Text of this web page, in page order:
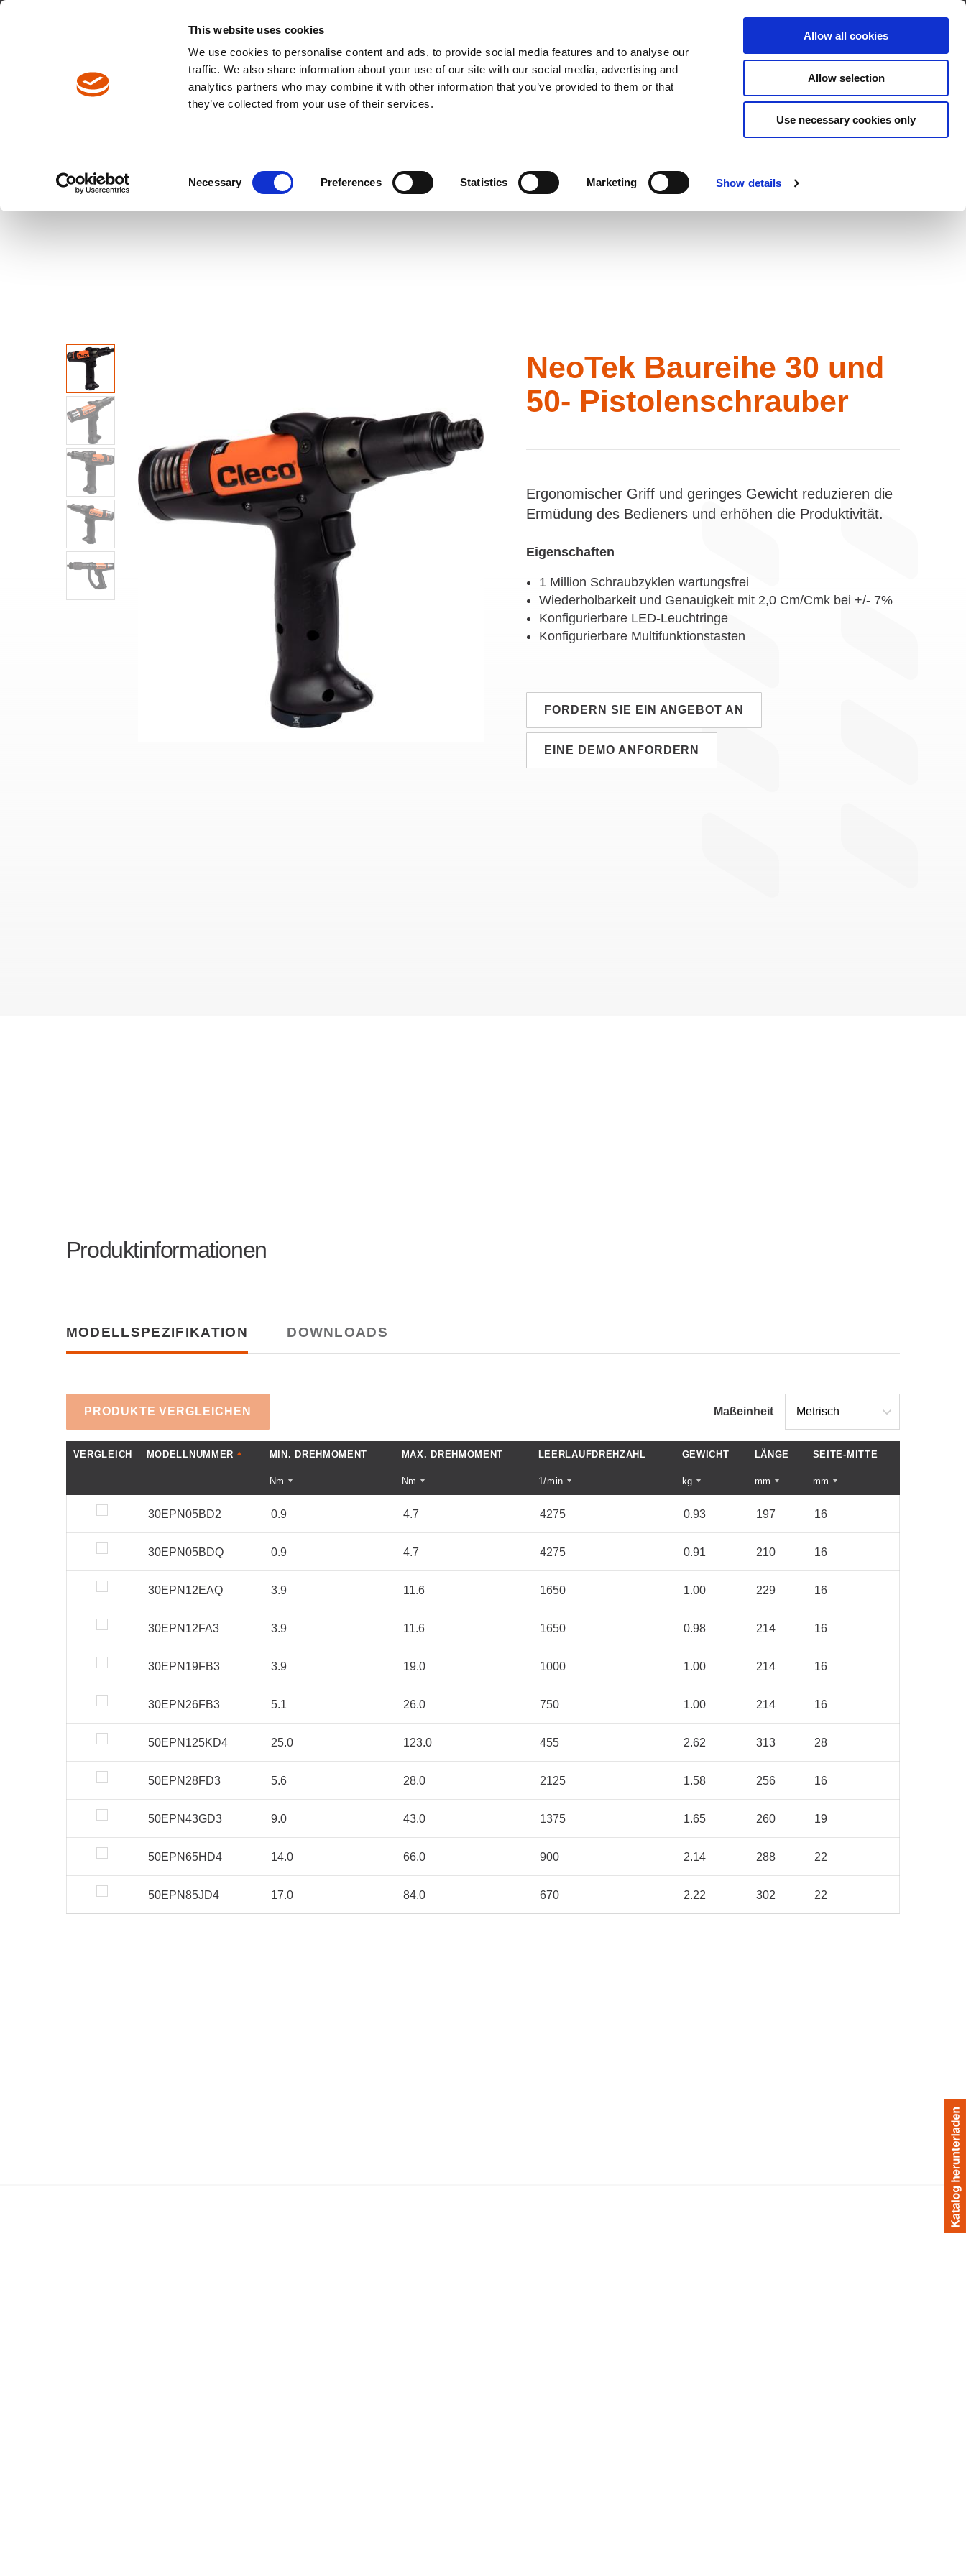
This website uses cookies
We use cookies to personalise content and ads, to provide social media features and to analyse our
traffic. We also share information about your use of our site with our social media, advertising and
analytics partners who may combine it with other information that you’ve provided to them or that
they’ve collected from your use of their services.
Necessary Preferences Statistics Marketing Show details
Allow all cookies
Allow selection
Use necessary cookies only
Über Cleco Kontakt
PRODUKTE LÖSUNGEN DOWNLOADS SERVICE & SUPPORT
Produktkatalog NeoTek Baureihe 30 und 50- Pistolenschrauber
NeoTek Baureihe 30 und
50- Pistolenschrauber
Ergonomischer Griff und geringes Gewicht reduzieren die
Ermüdung des Bedieners und erhöhen die Produktivität.
Eigenschaften
1 Million Schraubzyklen wartungsfrei
Wiederholbarkeit und Genauigkeit mit 2,0 Cm/Cmk bei +/- 7%
Konfigurierbare LED-Leuchtringe
Konfigurierbare Multifunktionstasten
FORDERN SIE EIN ANGEBOT AN
EINE DEMO ANFORDERN
Produktinformationen
MODELLSPEZIFIKATION DOWNLOADS
PRODUKTE VERGLEICHEN Maßeinheit
VERGLEICH MODELLNUMMER MIN. DREHMOMENT MAX. DREHMOMENT LEERLAUFDREHZAHL GEWICHT LÄNGE SEITE-MITTE
Nm Nm 1/min kg mm mm
30EPN05BD2 0.9 4.7 4275 0.93 197 16
30EPN05BDQ 0.9 4.7 4275 0.91 210 16
30EPN12EAQ 3.9 11.6 1650 1.00 229 16
30EPN12FA3 3.9 11.6 1650 0.98 214 16
30EPN19FB3 3.9 19.0 1000 1.00 214 16
30EPN26FB3 5.1 26.0 750 1.00 214 16
50EPN125KD4 25.0 123.0 455 2.62 313 28
50EPN28FD3 5.6 28.0 2125 1.58 256 16
50EPN43GD3 9.0 43.0 1375 1.65 260 19
50EPN65HD4 14.0 66.0 900 2.14 288 22
50EPN85JD4 17.0 84.0 670 2.22 302 22